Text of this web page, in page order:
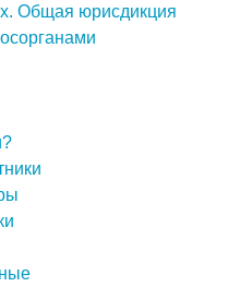
Общая юрисдикция